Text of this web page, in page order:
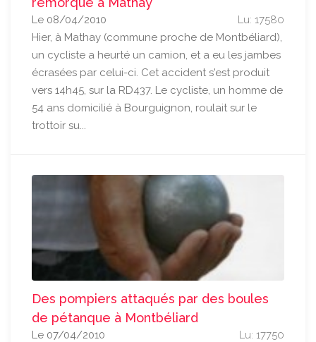
Lu: 17580
Le 08/04/2010
Hier, à Mathay (commune proche de Montbéliard),
un cycliste a heurté un camion, et a eu les jambes
écrasées par celui-ci. Cet accident s'est produit
vers 14h45, sur la RD437. Le cycliste, un homme de
54 ans domicilié à Bourguignon, roulait sur le
trottoir su...
Des pompiers attaqués par des boules
de pétanque à Montbéliard
Lu: 17750
Le 07/04/2010